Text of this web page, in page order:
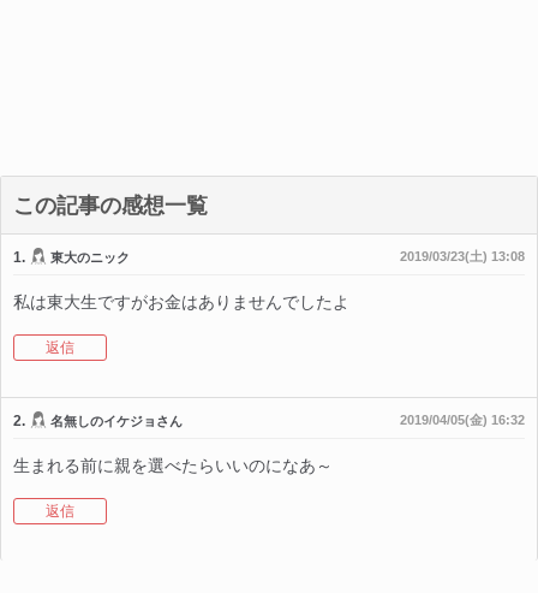
この記事の感想一覧
1. 東大のニック 2019/03/23(土) 13:08
私は東大生ですがお金はありませんでしたよ
返信
2. 名無しのイケジョさん 2019/04/05(金) 16:32
生まれる前に親を選べたらいいのになあ～
返信